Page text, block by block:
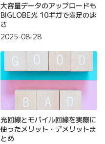
大容量データのアップロードも
BIGLOBE光 10ギガで満足の速
さ
2025-08-28
光回線とモバイル回線を実際に
使ったメリット・デメリットま
とめ